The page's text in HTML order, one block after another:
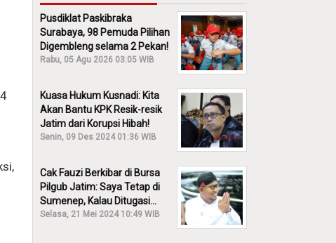
Pusdiklat Paskibraka
Surabaya, 98 Pemuda Pilihan
Digembleng selama 2 Pekan!
Rabu, 05 Agu 2026 03:05 WIB
Kuasa Hukum Kusnadi: Kita
Akan Bantu KPK Resik-resik
Jatim dari Korupsi Hibah!
Senin, 09 Des 2024 01:36 WIB
Cak Fauzi Berkibar di Bursa
Pilgub Jatim: Saya Tetap di
Sumenep, Kalau Ditugasi
Partai Lain Cerita!
Selasa, 21 Mei 2024 10:49 WIB